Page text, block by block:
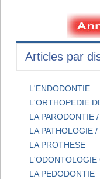
Articles par
L'ENDODONTIE
L'ORTHOPEDIE
LA PARODONTIE
LA PATHOLOGIE
LA PROTHESE
L'ODONTOLOGIE
LA PEDODONTIE